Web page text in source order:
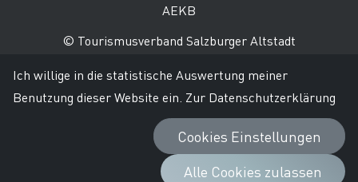
AEKB
© Tourismusverband Salzburger Altstadt
Ich willige in die statistische Auswertung meiner
Benutzung dieser Website ein. Zur Datenschutzerklärung
Cookies Einstellungen
Alle Cookies zulassen